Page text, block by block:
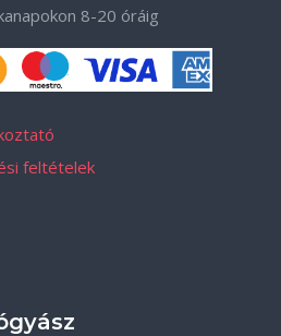
8-20 óráig
feltételek